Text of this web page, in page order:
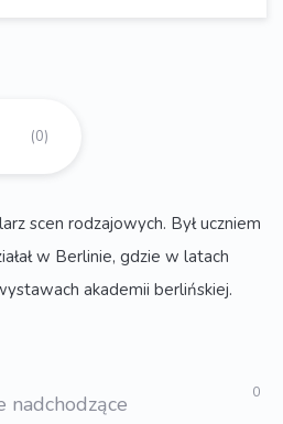
(0)
scen rodzajowych. Był uczniem
w Berlinie, gdzie w latach
akademii berlińskiej.
nadchodzące 0